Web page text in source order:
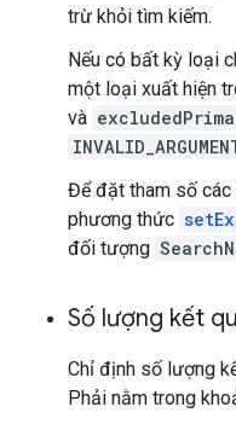
trừ khỏi tìm kiếm.
Nếu có bất kỳ loại
một loại xuất hiện
và
Để đặt tham số
phương thức
đối tượng
Số lượng kết
Chỉ định số lượng
Phải nằm trong